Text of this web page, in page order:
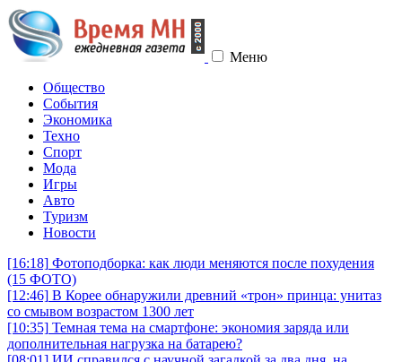
Меню
Общество
События
Экономика
Техно
Спорт
Мода
Игры
Авто
Туризм
Новости
[16:18] Фотоподборка: как люди меняются после похудения
(15 ФОТО)
[12:46] В Корее обнаружили древний «трон» принца: унитаз
со смывом возрастом 1300 лет
[10:35] Темная тема на смартфоне: экономия заряда или
дополнительная нагрузка на батарею?